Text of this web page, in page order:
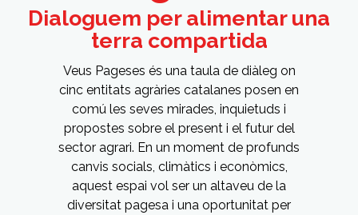
Dialoguem per alimentar una
terra compartida
Veus Pageses és una taula de diàleg on
cinc entitats agràries catalanes posen en
comú les seves mirades, inquietuds i
propostes sobre el present i el futur del
sector agrari. En un moment de profunds
canvis socials, climàtics i econòmics,
aquest espai vol ser un altaveu de la
diversitat pagesa i una oportunitat per